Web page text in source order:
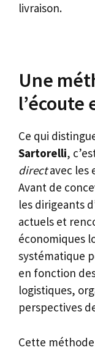
livraison.
Une
l’écoute
Ce qui
Sartorelli,
directavec les
Avant de
les dirigeants
actuels et
économiques
systématique
en fonction
logistiques,
perspectives
Cette